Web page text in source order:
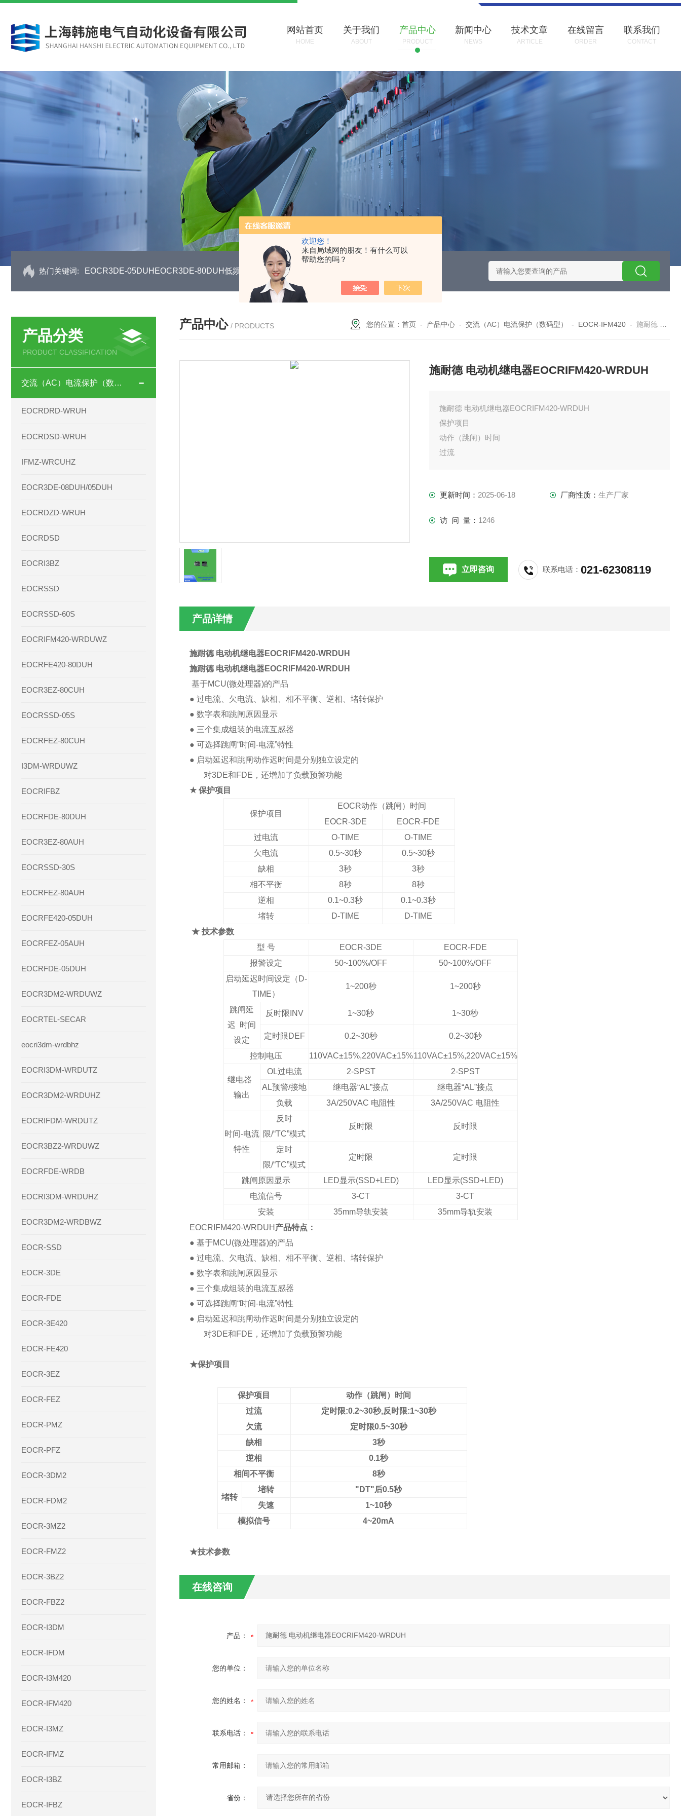
欢迎您！
来自局域网的朋友！有什么可以
帮助您的吗？
网站首页
HOME
关于我们
ABOUT
产品中心
PRODUCT
新闻中心
NEWS
技术文章
ARTICLE
在线留言
ORDER
联系我们
CONTACT
热门关键词: EOCR3DE-05DUHEOCR3DE-80DUH低频功能电机保护继电器 EOCR3DE-80DUHEOCR3DE施耐德智能保护器选型 EOCRSE2-05RSEOCR-SE2施耐德电流保
产品分类
PRODUCT CLASSIFICATION
交流（AC）电流保护（数码型）
EOCRDRD-WRUH
EOCRDSD-WRUH
IFMZ-WRCUHZ
EOCR3DE-08DUH/05DUH
EOCRDZD-WRUH
EOCRDSD
EOCRI3BZ
EOCRSSD
EOCRSSD-60S
EOCRIFM420-WRDUWZ
EOCRFE420-80DUH
EOCR3EZ-80CUH
EOCRSSD-05S
EOCRFEZ-80CUH
I3DM-WRDUWZ
EOCRIFBZ
EOCRFDE-80DUH
EOCR3EZ-80AUH
EOCRSSD-30S
EOCRFEZ-80AUH
EOCRFE420-05DUH
EOCRFEZ-05AUH
EOCRFDE-05DUH
EOCR3DM2-WRDUWZ
EOCRTEL-SECAR
eocri3dm-wrdbhz
EOCRI3DM-WRDUTZ
EOCR3DM2-WRDUHZ
EOCRIFDM-WRDUTZ
EOCR3BZ2-WRDUWZ
EOCRFDE-WRDB
EOCRI3DM-WRDUHZ
EOCR3DM2-WRDBWZ
EOCR-SSD
EOCR-3DE
EOCR-FDE
EOCR-3E420
EOCR-FE420
EOCR-3EZ
EOCR-FEZ
EOCR-PMZ
EOCR-PFZ
EOCR-3DM2
EOCR-FDM2
EOCR-3MZ2
EOCR-FMZ2
EOCR-3BZ2
EOCR-FBZ2
EOCR-I3DM
EOCR-IFDM
EOCR-I3M420
EOCR-IFM420
EOCR-I3MZ
EOCR-IFMZ
EOCR-I3BZ
EOCR-IFBZ
产品中心 / PRODUCTS 您的位置：首页 - 产品中心 -交流（AC）电流保护（数码型） - EOCR-IFM420 -施耐德 电动机继电器EOCRIFM420-WRDUH
施耐德 电动机继电器EOCRIFM420-WRDUH
施耐德 电动机继电器EOCRIFM420-WRDUH
保护项目
动作（跳闸）时间
过流
定时限0.5~30秒
3秒
0.1秒
相间不平衡
8秒
更新时间： 2025-06-18 厂商性质： 生产厂家
访 问 量： 1246
立即咨询 联系电话：021-62308119
产品详情
施耐德 电动机继电器EOCRIFM420-WRDUH
施耐德 电动机继电器EOCRIFM420-WRDUH
基于MCU(微处理器)的产品
● 过电流、欠电流、缺相、相不平衡、逆相、堵转保护
● 数字表和跳闸原因显示
● 三个集成组装的电流互感器
● 可选择跳闸“时间-电流”特性
● 启动延迟和跳闸动作迟时间是分别独立设定的
对3DE和FDE，还增加了负载预警功能
★ 保护项目
保护项目
EOCR动作（跳闸）时间
EOCR-3DE
EOCR-FDE
过电流
O-TIME
O-TIME
欠电流
0.5~30秒 0.5~30秒
缺相
3秒 3秒
相不平衡
8秒 8秒
逆相
0.1~0.3秒 0.1~0.3秒
堵转
D-TIME
D-TIME
★ 技术参数
型 号
EOCR-3DE
EOCR-FDE
报警设定
50~100%/OFF
50~100%/OFF
启动延迟时间设定（D-
TIME）
1~200秒 1~200秒
跳闸延
迟 时间
设定
反时限INV 1~30秒 1~30秒
定时限DEF 0.2~30秒 0.2~30秒
控制电压 110VAC±15%,220VAC±15%110VAC±15%,220VAC±15%
继电器
输出
OL过电流 2-SPST
2-SPST
AL预警/接地 继电器“AL”接点
继电器“AL”接点
负载
3A/250VAC 电阻性 3A/250VAC 电阻性
时间-电流
特性
反时
限/“TC”模式
反时限 反时限
定时
限/“TC”模式
定时限 定时限
跳闸原因显示 LED显示(SSD+LED) LED显示(SSD+LED)
电流信号
3-CT
3-CT
安装
35mm导轨安装 35mm导轨安装
EOCRIFM420-WRDUH 产品特点：
● 基于MCU(微处理器)的产品
● 过电流、欠电流、缺相、相不平衡、逆相、堵转保护
● 数字表和跳闸原因显示
● 三个集成组装的电流互感器
● 可选择跳闸“时间-电流”特性
● 启动延迟和跳闸动作迟时间是分别独立设定的
对3DE和FDE，还增加了负载预警功能
★保护项目
保护项目
动作（跳闸）时间
过流
定时限:0.2~30秒,反时限:1~30秒
欠流
定时限0.5~30秒
缺相
3秒
逆相
0.1秒
相间不平衡
8秒
堵转
堵转 "DT"后0.5秒
失速
1~10秒
模拟信号
4~20mA
★技术参数
在线咨询
产品：
您的单位：
您的姓名：
联系电话：
常用邮箱：
省份：